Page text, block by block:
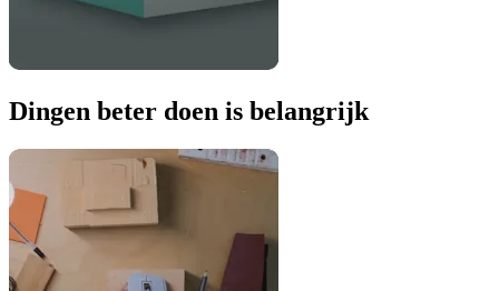
Dingen beter doen is belangrijk